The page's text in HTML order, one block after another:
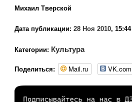
Михаил Тверской
Дата публикации: 28 Ноя 2010, 15:44
Категории: Культура
Поделиться: Mail.ru VK.com